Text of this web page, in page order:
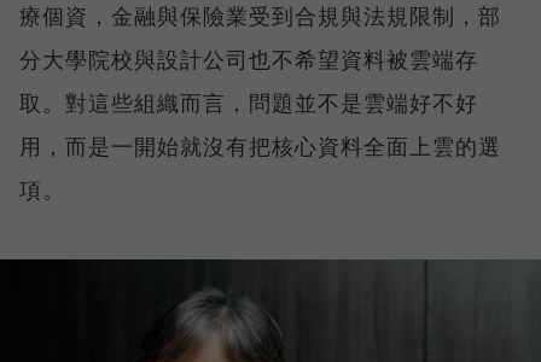
療個資，金融與保險業受到合規與法規限制，部
分大學院校與設計公司也不希望資料被雲端存
取。對這些組織而言，問題並不是雲端好不好
用，而是一開始就沒有把核心資料全面上雲的選
項。